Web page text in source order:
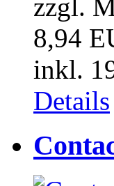
zzgl.
8,94
inkl.
Details